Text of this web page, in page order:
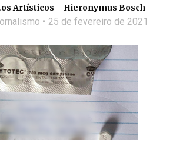
Artísticos – Hieronymus Bosch
25 de fevereiro de 2021